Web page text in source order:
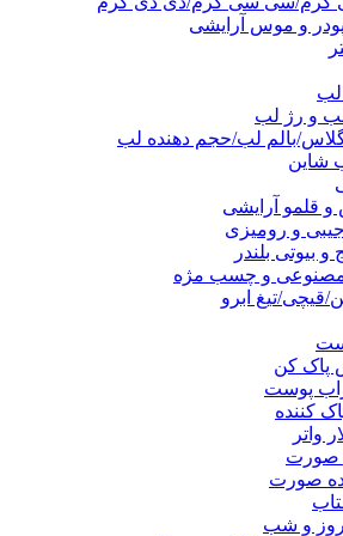
و موس آرایشی
لب
و رژ لب
بالم لب/حجم دهنده لب
شاین
و قلمو آرایشی
جیبی و رومیزی
و بیوتی بلندر
و چسب مژه
قیچی/تیغ ابرو
پاک کن
پوست
کننده
واتر
صورت
صورت
و شب